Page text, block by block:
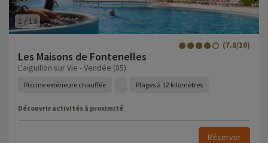
1 / 13
Les Maisons de Fontenelles
(7.8/10)
L'aiguillon sur Vie - Vendée (85)
Piscine extérieure chauffée Plages à 12 kilomètres
Découvrir activités à proximité
Réserver